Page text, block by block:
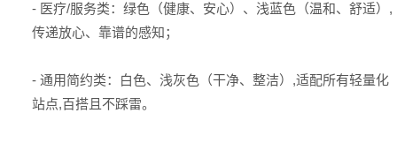
- 医疗/服务类：绿色（健康、安心）、浅蓝色（温和、舒适）,
传递放心、靠谱的感知；
- 通用简约类：白色、浅灰色（干净、整洁）,适配所有轻量化
站点,百搭且不踩雷。